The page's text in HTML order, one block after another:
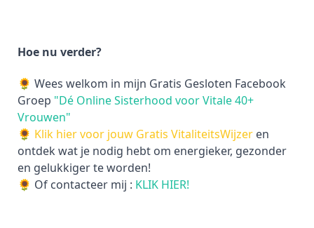
Hoe nu verder?
🌻 Wees welkom in mijn Gratis Gesloten Facebook
Groep "Dé Online Sisterhood voor Vitale 40+
Vrouwen"
🌻 Klik hier voor jouw Gratis VitaliteitsWijzer en
ontdek wat je nodig hebt om energieker, gezonder
en gelukkiger te worden!
🌻 Of contacteer mij : KLIK HIER!